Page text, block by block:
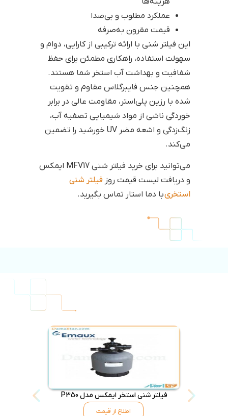
عملکرد مطلوب و بی‌صدا
قیمت مقرون به‌صرفه
این فیلتر شنی با ارائه ترکیبی از کارایی، دوام و
سهولت استفاده، راهکاری مطمئن برای حفظ
شفافیت و بهداشت آب استخر شما هستند.
همچنین جنس فایبرگلاس مقاوم و تقویت
شده با رزین پلی‌استر، مقاومت عالی در برابر
خوردگی ناشی از مواد شیمیایی تصفیه آب،
زنگ‌زدگی و اشعه مضر UV خورشید را تضمین
می‌کند.
می‌توانید برای خرید فیلتر شنی MFV17 ایمکس
و دریافت لیست قیمت روز فیلتر شنی
استخریبا دما استار تماس بگیرید.
فیلتر شنی استخر ایمکس مدل P350
اطلاع از قیمت